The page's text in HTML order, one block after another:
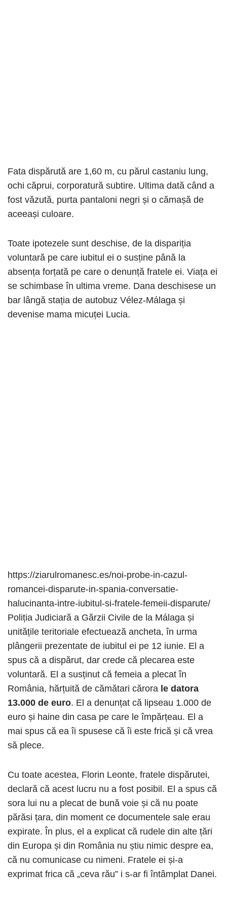
Fata dispărută are 1,60 m, cu părul castaniu lung,
ochi căprui, corporatură subtire. Ultima dată când a
fost văzută, purta pantaloni negri și o cămașă de
aceeași culoare.
Toate ipotezele sunt deschise, de la dispariția
voluntară pe care iubitul ei o susține până la
absența forțată pe care o denunță fratele ei. Viața ei
se schimbase în ultima vreme. Dana deschisese un
bar lângă stația de autobuz Vélez-Málaga și
devenise mama micuței Lucia.
https://ziarulromanesc.es/noi-probe-in-cazul-
romancei-disparute-in-spania-conversatie-
halucinanta-intre-iubitul-si-fratele-femeii-disparute/
Poliția Judiciară a Gărzii Civile de la Málaga și
unitățile teritoriale efectuează ancheta, în urma
plângerii prezentate de iubitul ei pe 12 iunie. El a
spus că a dispărut, dar crede că plecarea este
voluntară. El a susținut că femeia a plecat în
România, hărțuită de cămătari cărora le datora
13.000 de euro. El a denunțat că lipseau 1.000 de
euro și haine din casa pe care le împărțeau. El a
mai spus că ea îi spusese că îi este frică și că vrea
să plece.
Cu toate acestea, Florin Leonte, fratele dispărutei,
declară că acest lucru nu a fost posibil. El a spus că
sora lui nu a plecat de bună voie și că nu poate
părăsi țara, din moment ce documentele sale erau
expirate. În plus, el a explicat că rudele din alte țări
din Europa și din România nu știu nimic despre ea,
că nu comunicase cu nimeni. Fratele ei și-a
exprimat frica că „ceva rău” i s-ar fi întâmplat Danei.